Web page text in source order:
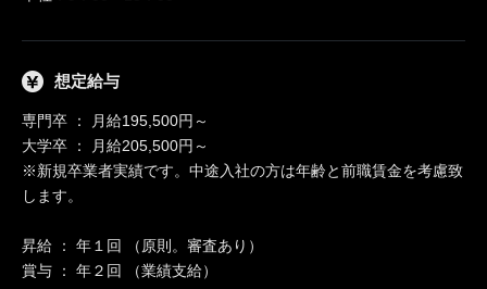
想定給与
専門卒 ： 月給195,500円～
大学卒 ： 月給205,500円～
※新規卒業者実績です。中途入社の方は年齢と前職賃金を考慮致
します。
昇給 ： 年１回 （原則。審査あり）
賞与 ： 年２回 （業績支給）